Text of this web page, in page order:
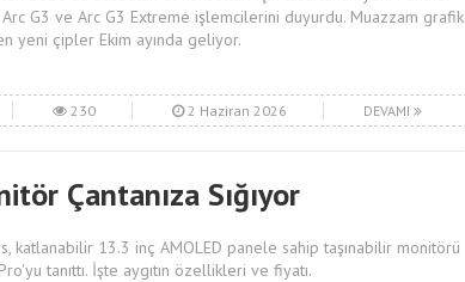
Arc G3 ve Arc G3 Extreme işlemcilerini duyurdu. Muazzam grafik
yeni çipler Ekim ayında geliyor.
230 2 Haziran 2026 DEVAMI
Çantanıza Sığıyor
katlanabilir 13.3 inç AMOLED panele sahip taşınabilir monitörü
tanıttı. İşte aygıtın özellikleri ve fiyatı.